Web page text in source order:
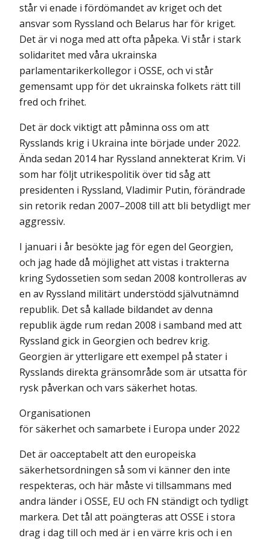
står vi enade i fördömandet av kriget och det
ansvar som Ryssland och Belarus har för kriget.
Det är vi noga med att ofta påpeka. Vi står i stark
solidaritet med våra ukrainska
parlamentarikerkollegor i OSSE, och vi står
gemensamt upp för det ukrainska folkets rätt till
fred och frihet.
Det är dock viktigt att påminna oss om att
Rysslands krig i Ukraina inte började under 2022.
Ända sedan 2014 har Ryssland annekterat Krim. Vi
som har följt utrikespolitik över tid såg att
presidenten i Ryssland, Vladimir Putin, förändrade
sin retorik redan 2007–2008 till att bli betydligt mer
aggressiv.
I januari i år besökte jag för egen del Georgien,
och jag hade då möjlighet att vistas i trakterna
kring Sydossetien som sedan 2008 kontrolleras av
en av Ryssland militärt understödd självutnämnd
republik. Det så kallade bildandet av denna
republik ägde rum redan 2008 i samband med att
Ryssland gick in Georgien och bedrev krig.
Georgien är ytterligare ett exempel på stater i
Rysslands direkta gränsområde som är utsatta för
rysk påverkan och vars säkerhet hotas.
Organisationen
för säkerhet och samarbete i Europa under 2022
Det är oacceptabelt att den europeiska
säkerhetsordningen så som vi känner den inte
respekteras, och här måste vi tillsammans med
andra länder i OSSE, EU och FN ständigt och tydligt
markera. Det tål att poängteras att OSSE i stora
drag i dag till och med är i en värre kris och i en